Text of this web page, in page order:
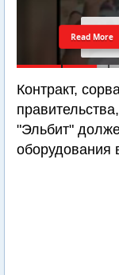
Read More
Контракт,
"Эльбит"
оборудования